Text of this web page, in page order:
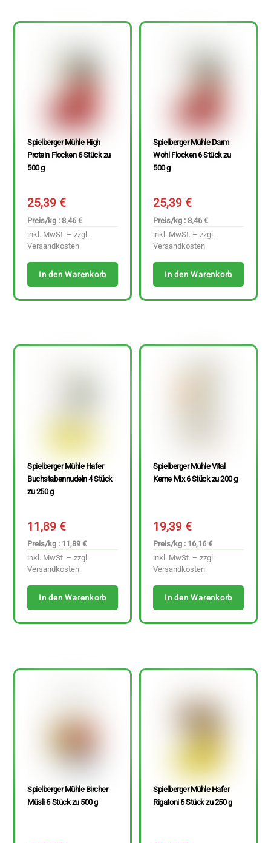
Spielberger Mühle High
Protein Flocken 6 Stück zu
500 g
25,39€
Preis/kg : 8,46 €
inkl. MwSt. – zzgl.
Versandkosten
In den Warenkorb
Spielberger Mühle Darm
Wohl Flocken 6 Stück zu
500 g
25,39€
Preis/kg : 8,46 €
inkl. MwSt. – zzgl.
Versandkosten
In den Warenkorb
Spielberger Mühle Hafer
Buchstabennudeln 4 Stück
zu 250 g
11,89€
Preis/kg : 11,89 €
inkl. MwSt. – zzgl.
Versandkosten
In den Warenkorb
Spielberger Mühle Vital
Kerne Mix 6 Stück zu 200 g
19,39€
Preis/kg : 16,16 €
inkl. MwSt. – zzgl.
Versandkosten
In den Warenkorb
Spielberger Mühle Bircher
Müsli 6 Stück zu 500 g
Spielberger Mühle Hafer
Rigatoni 6 Stück zu 250 g